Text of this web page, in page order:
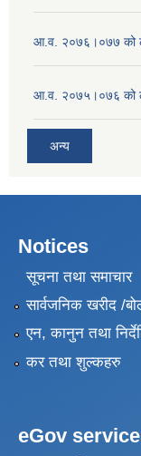
आ.व. २०७६।०७७ को
आ.व. २०७५।०७६ को
अन्य
Notices
सूचना तथा समाचार
सार्वजनिक खरीद /
एन, कानुन तथा
कर तथा शुल्कहरु
eGov